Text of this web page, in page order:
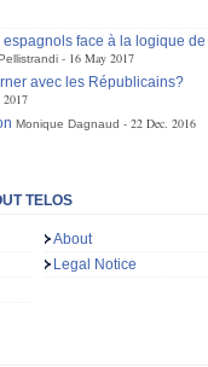
face à la logique de
16 May 2017
avec les Républicains?
2017
Monique Dagnaud 22 Dec. 2016
TELOS
About
Legal Notice